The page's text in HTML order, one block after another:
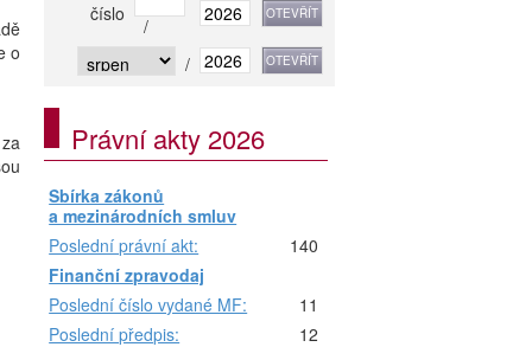
o
za
číslo
/
/
Právní akty 2026
Sbírka zákonů
a mezinárodních smluv
Poslední právní akt:
140
Finanční zpravodaj
Poslední číslo vydané MF:
11
Poslední předpis:
12